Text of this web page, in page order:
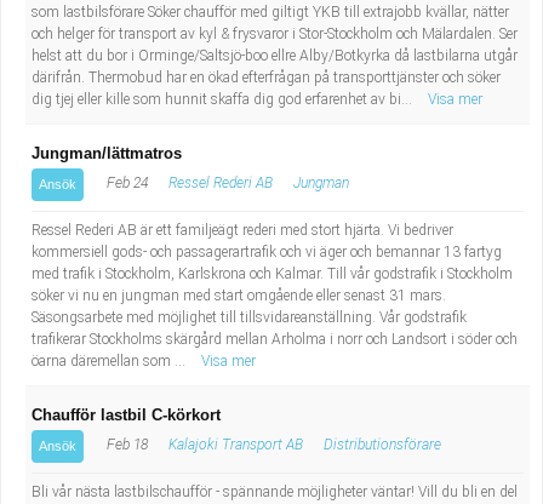
som lastbilsförare Söker chaufför med giltigt YKB till extrajobb kvällar, nätter
och helger för transport av kyl & frysvaror i Stor-Stockholm och Mälardalen. Ser
helst att du bor i Orminge/Saltsjö-boo ellre Alby/Botkyrka då lastbilarna utgår
därifrån. Thermobud har en ökad efterfrågan på transporttjänster och söker
dig tjej eller kille som hunnit skaffa dig god erfarenhet av bi...
Visa mer
Jungman/lättmatros
Ansök Feb 24 Ressel Rederi AB Jungman
Ressel Rederi AB är ett familjeägt rederi med stort hjärta. Vi bedriver
kommersiell gods- och passagerartrafik och vi äger och bemannar 13 fartyg
med trafik i Stockholm, Karlskrona och Kalmar. Till vår godstrafik i Stockholm
söker vi nu en jungman med start omgående eller senast 31 mars.
Säsongsarbete med möjlighet till tillsvidareanställning. Vår godstrafik
trafikerar Stockholms skärgård mellan Arholma i norr och Landsort i söder och
öarna däremellan som ...
Visa mer
Chaufför lastbil C-körkort
Ansök Feb 18 Kalajoki Transport AB Distributionsförare
Bli vår nästa lastbilschaufför - spännande möjligheter väntar! Vill du bli en del